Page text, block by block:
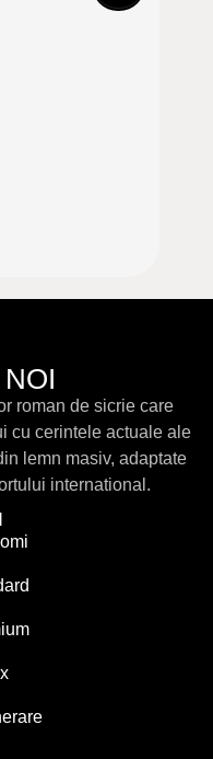
roman de sicrie care
cu cerintele actuale ale
lemn masiv, adaptate
international.